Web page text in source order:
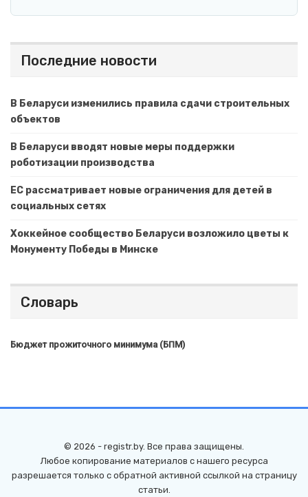
Последние новости
В Беларуси изменились правила сдачи строительных
объектов
В Беларуси вводят новые меры поддержки
роботизации производства
ЕС рассматривает новые ограничения для детей в
социальных сетях
Хоккейное сообщество Беларуси возложило цветы к
Монументу Победы в Минске
Словарь
Бюджет прожиточного минимума (БПМ)
© 2026 - registr.by. Все права защищены.
Любое копирование материалов с нашего ресурса
разрешается только с обратной активной ссылкой на страницу
статьи.